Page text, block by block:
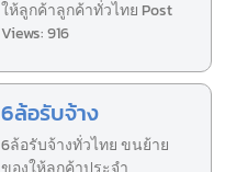
ให้ลูกค้าลูกค้าทั่วไทย Post
Views: 916
6ล้อรับจ้าง
6ล้อรับจ้างทั่วไทย ขนย้าย